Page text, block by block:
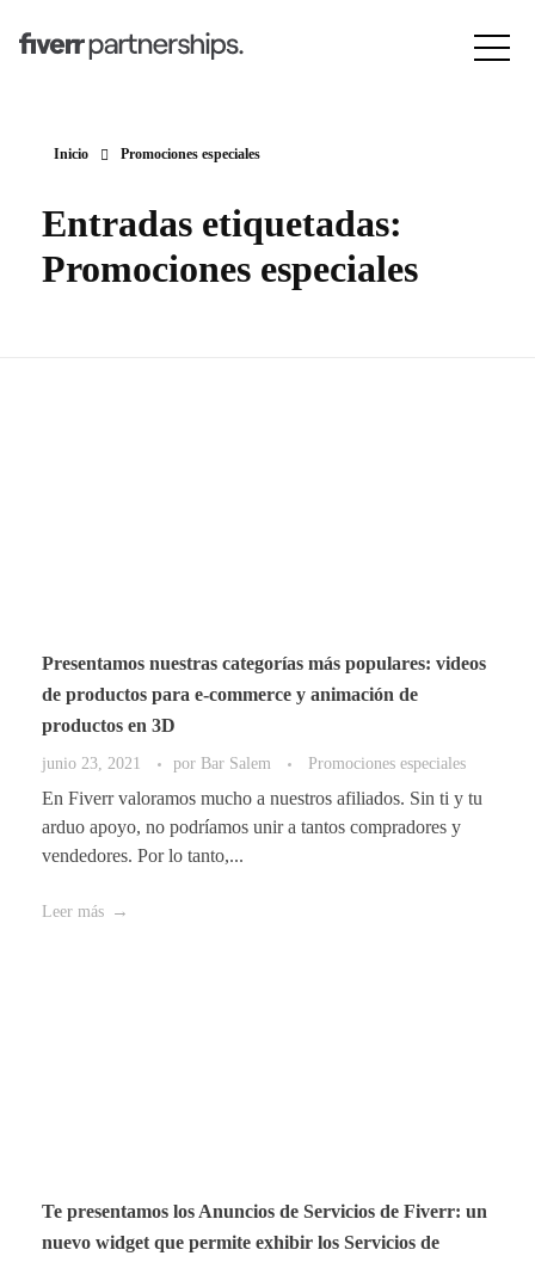
Inicio Promociones especiales
Entradas etiquetadas:
Promociones especiales
Presentamos nuestras categorías más populares: videos
de productos para e-commerce y animación de
productos en 3D
junio 23, 2021 por Bar Salem Promociones especiales
En Fiverr valoramos mucho a nuestros afiliados. Sin ti y tu
arduo apoyo, no podríamos unir a tantos compradores y
vendedores. Por lo tanto,...
Leer más
Te presentamos los Anuncios de Servicios de Fiverr: un
nuevo widget que permite exhibir los Servicios de